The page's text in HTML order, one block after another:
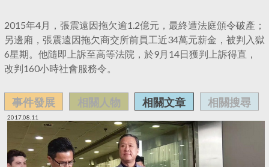
2015年4月，張震遠因拖欠逾1.2億元，最終遭法庭頒令破產；
另邊廂，張震遠因拖欠商交所前員工近34萬元薪金，被判入獄
6星期。他隨即上訴至高等法院，於9月14日獲判上訴得直，
改判160小時社會服務令。
事件發展 相關人物 相關文章 相關搜尋
2017.08.11